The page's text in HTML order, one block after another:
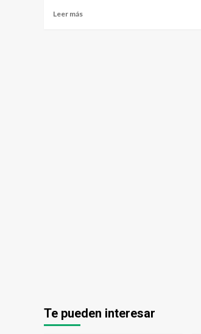
Leer más
Te pueden interesar